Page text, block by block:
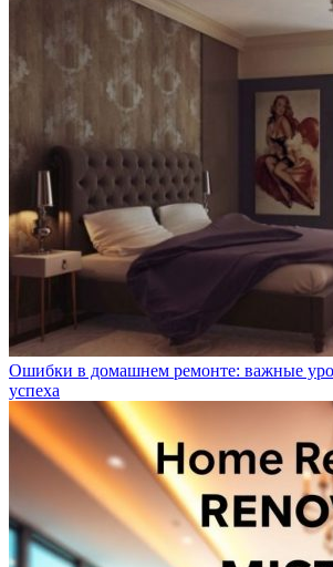
Ошибки в домашнем ремонте: важные
успеха